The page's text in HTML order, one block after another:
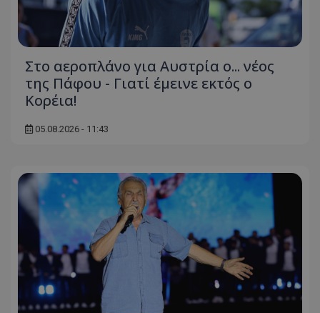
Στο αεροπλάνο για Αυστρία ο... νέος
της Πάφου - Γιατί έμεινε εκτός ο
Κορέια!
05.08.2026 - 11:43